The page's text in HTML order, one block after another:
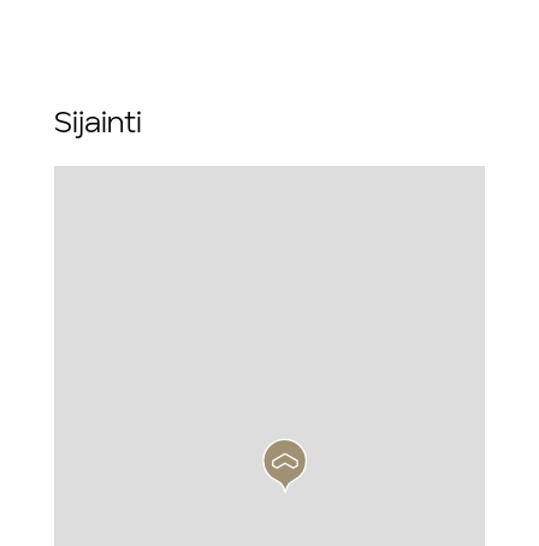
Sijainti